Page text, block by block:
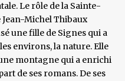
Le rôle de la Sainte-
Michel Thibaux
une fille de Signes qui a
environs, la nature. Elle
montagne qui a enrichi
de ses romans. De ses